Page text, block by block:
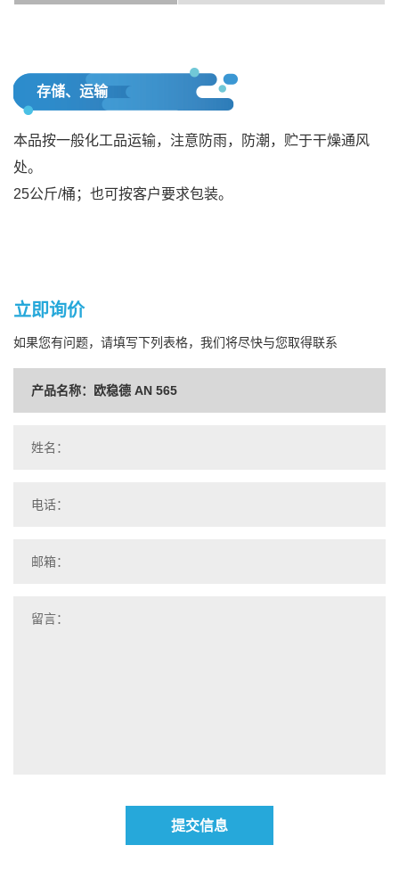
存储、运输
本品按一般化工品运输，注意防雨，防潮，贮于干燥通风
处。
25公斤/桶；也可按客户要求包装。
立即询价
如果您有问题，请填写下列表格，我们将尽快与您取得联系
提交信息